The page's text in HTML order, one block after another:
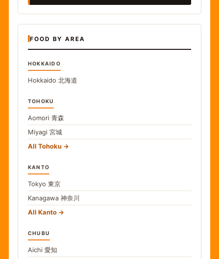
FOOD BY AREA
HOKKAIDO
Hokkaido 北海道
TOHOKU
Aomori 青森
Miyagi 宮城
All Tohoku
KANTO
Tokyo 東京
Kanagawa 神奈川
All Kanto
CHUBU
Aichi 愛知